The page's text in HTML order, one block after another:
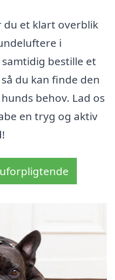
du et klart overblik
i
bestille et
du kan finde den
behov. Lad os
en tryg og aktiv